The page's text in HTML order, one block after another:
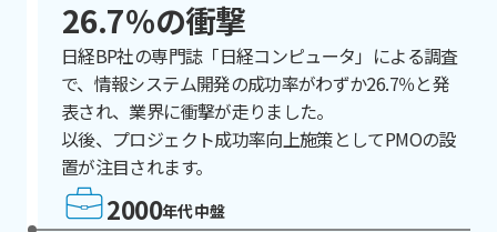
26.7％の衝撃
日経BP社の専門誌「日経コンピュータ」による調査
で、情報システム開発の成功率がわずか26.7％と発
表され、業界に衝撃が走りました。
以後、プロジェクト成功率向上施策としてPMOの設
置が注目されます。
2000年代中盤